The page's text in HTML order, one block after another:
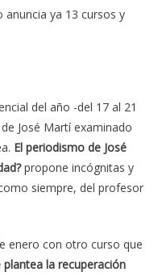
anuncia ya 13 cursos y
del año -del 17 al 21
José Martí examinado
El periodismo de José
propone incógnitas y
siempre, del profesor
enero con otro curso que
la recuperación